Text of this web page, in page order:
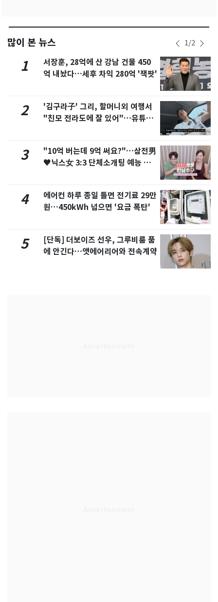
많이 본 뉴스 1/2
1
서장훈, 28억에 산 강남 건물 450
억 내놨다…세후 차익 280억 '잭팟'
2
'김구라子' 그리, 할머니외 여행서
"친모 전라도에 잘 있어"…유튜브
3
"10억 버는데 9억 써요?"…삼전男
♥닉스女 3:3 단체소개팅 예능 화
4
에어컨 하루 종일 틀면 전기료 29만
원…450kWh 넘으면 '요금 폭탄'
5
[단독] 더보이즈 선우, 그루비룸 품
에 안긴다…앳에어리어와 전속계약